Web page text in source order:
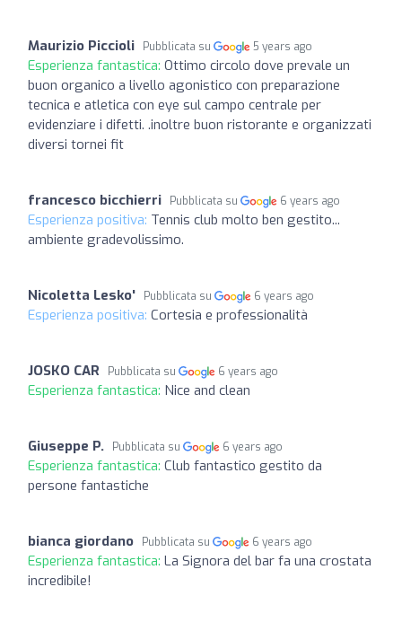
Maurizio Piccioli Pubblicata su 5 years ago
Esperienza fantastica: Ottimo circolo dove prevale un
buon organico a livello agonistico con preparazione
tecnica e atletica con eye sul campo centrale per
evidenziare i difetti. .inoltre buon ristorante e organizzati
diversi tornei fit
francesco bicchierri Pubblicata su 6 years ago
Esperienza positiva: Tennis club molto ben gestito...
ambiente gradevolissimo.
Nicoletta Lesko' Pubblicata su 6 years ago
Esperienza positiva: Cortesia e professionalità
JOSKO CAR Pubblicata su 6 years ago
Esperienza fantastica: Nice and clean
Giuseppe P. Pubblicata su 6 years ago
Esperienza fantastica: Club fantastico gestito da
persone fantastiche
bianca giordano Pubblicata su 6 years ago
Esperienza fantastica: La Signora del bar fa una crostata
incredibile!